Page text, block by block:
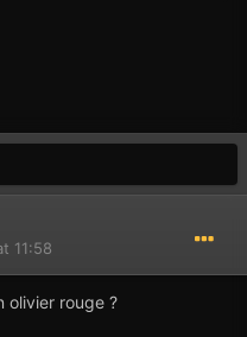
11:58
olivier rouge ?